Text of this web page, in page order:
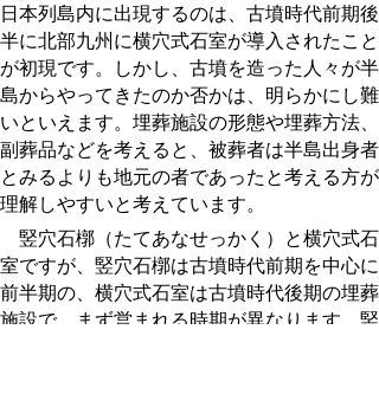
日本列島内に出現するのは、古墳時代前期後
半に北部九州に横穴式石室が導入されたこと
が初現です。しかし、古墳を造った人々が半
島からやってきたのか否かは、明らかにし難
いといえます。埋葬施設の形態や埋葬方法、
副葬品などを考えると、被葬者は半島出身者
とみるよりも地元の者であったと考える方が
理解しやすいと考えています。
竪穴石槨（たてあなせっかく）と横穴式石
室ですが、竪穴石槨は古墳時代前期を中心に
前半期の、横穴式石室は古墳時代後期の埋葬
施設で、まず営まれる時期が異なります。竪